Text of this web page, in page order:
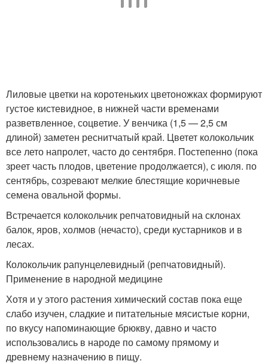
Лиловые цветки на коротеньких цветоножках формируют
густое кистевидное, в нижней части временами
разветвленное, соцветие. У венчика (1,5 — 2,5 см
длиной) заметен реснитчатый край. Цветет колокольчик
все лето напролет, часто до сентября. Постепенно (пока
зреет часть плодов, цветение продолжается), с июля. по
сентябрь, созревают мелкие блестящие коричневые
семена овальной формы.
Встречается колокольчик репчатовидный на склонах
балок, яров, холмов (нечасто), среди кустарников и в
лесах.
Колокольчик рапунцелевидный (репчатовидный).
Применение в народной медицине
Хотя и у этого растения химический состав пока еще
слабо изучен, сладкие и питательные мясистые корни,
по вкусу напоминающие брюкву, давно и часто
использовались в народе по самому прямому и
древнему назначению в пищу.